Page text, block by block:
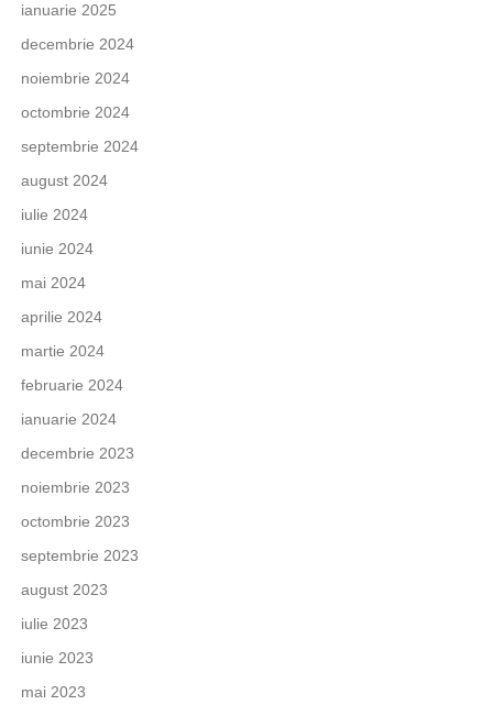
ianuarie 2025
decembrie 2024
noiembrie 2024
octombrie 2024
septembrie 2024
august 2024
iulie 2024
iunie 2024
mai 2024
aprilie 2024
martie 2024
februarie 2024
ianuarie 2024
decembrie 2023
noiembrie 2023
octombrie 2023
septembrie 2023
august 2023
iulie 2023
iunie 2023
mai 2023